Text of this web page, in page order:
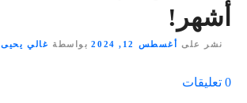
أشهر!
نشر على أغسطس 12, 2024 بواسطة غالي يحيى
0 تعليقات